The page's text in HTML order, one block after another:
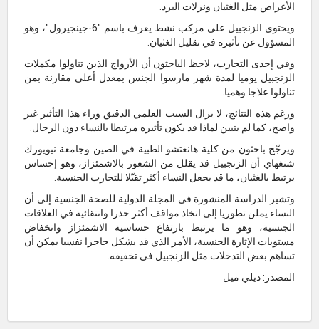
الأعراض مثل الغثيان ونزلات البرد.
ويحتوي الزنجبيل على مركب نشط يعرف باسم "6-جينجيرول"، وهو
المسؤول عن تأثيره في تقليل الغثيان.
وفي إحدى التجارب، لاحظ الباحثون أن الأزواج الذين تناولوا مكملات
الزنجبيل يوميا لمدة شهر مارسوا الجنس بمعدل أعلى مقارنة بمن
تناولوا علاجا وهميا.
ورغم هذه النتائج، لا يزال السبب العلمي الدقيق وراء هذا التأثير غير
واضح، كما لم يتبين لماذا قد يكون تأثيره مرتبطا بالنساء دون الرجال.
ويرجّح باحثون من كلية هانغتشو الطبية في الصين وجامعة نيويورك
شنغهاي أن الزنجبيل قد يقلل من الشعور بالاشمئزاز، وهو إحساس
يرتبط بالغثيان، ما قد يجعل النساء أكثر تقبّلا للتجارب الجنسية.
وتشير الدراسة المنشورة في المجلة الدولية للصحة الجنسية إلى أن
النساء يملن تطوريا إلى اتخاذ مواقف أكثر حذرا وانتقائية في العلاقات
الجنسية، وهو ما يرتبط بارتفاع حساسية الاشمئزاز وانخفاض
مستويات الإثارة الجنسية، الأمر الذي قد يشكل حاجزا نفسيا يمكن أن
تساهم بعض التدخلات مثل الزنجبيل في تخفيفه.
المصدر: ديلي ميل